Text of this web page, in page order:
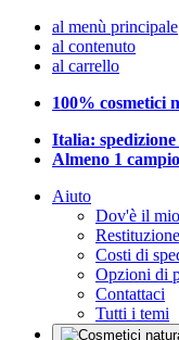
al menù principale
al contenuto
al carrello
100% cosmetici
Italia:
Almeno 1
Aiuto
Dov'è il
Costi di
Opzioni di
Contattaci
Tutti i temi